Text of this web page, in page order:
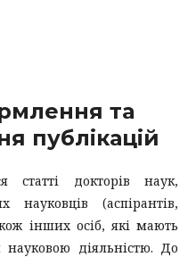
та
публікацій
докторів наук,
(аспірантів,
інших осіб, які мають
діяльністю. До